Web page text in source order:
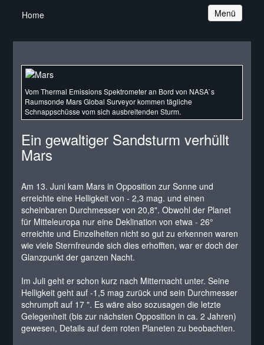
Navigation
Menü
Home
Vom Thermal Emissions Spektrometer an Bord von NASA`s
Raumsonde Mars Global Surveyor kommen tägliche
Schnappschüsse vom sich ausbreitenden Sturm.
Ein gewaltiger Sandsturm verhüllt
Mars
Am 13. Juni kam Mars in Opposition zur Sonne und
erreichte eine Helligkeit von - 2,3 mag. und einen
scheinbaren Durchmesser von 20,8". Obwohl der Planet
für Mitteleuropa nur eine Deklination von etwa - 26°
erreichte und Einzelheiten nicht so gut zu erkennen waren
wie viele Sternfreunde sich dies erhofften, war er doch der
Glanzpunkt der ganzen Nacht.
Im Juli geht er schon kurz nach Mitternacht unter. Seine
Helligkeit geht auf -1,5 mag zurück und sein Durchmesser
schrumpft auf 17 ". Es wäre also sozusagen die letzte
Gelegenheit (bis zur nächsten Opposition in ca. 2 Jahren)
gewesen, Details auf dem roten Planeten zu beobachten.